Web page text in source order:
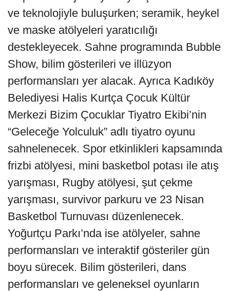
ve teknolojiyle buluşurken; seramik, heykel
ve maske atölyeleri yaratıcılığı
destekleyecek. Sahne programında Bubble
Show, bilim gösterileri ve illüzyon
performansları yer alacak. Ayrıca Kadıköy
Belediyesi Halis Kurtça Çocuk Kültür
Merkezi Bizim Çocuklar Tiyatro Ekibi’nin
“Geleceğe Yolculuk” adlı tiyatro oyunu
sahnelenecek. Spor etkinlikleri kapsamında
frizbi atölyesi, mini basketbol potası ile atış
yarışması, Rugby atölyesi, şut çekme
yarışması, survivor parkuru ve 23 Nisan
Basketbol Turnuvası düzenlenecek.
Yoğurtçu Parkı’nda ise atölyeler, sahne
performansları ve interaktif gösteriler gün
boyu sürecek. Bilim gösterileri, dans
performansları ve geleneksel oyunların